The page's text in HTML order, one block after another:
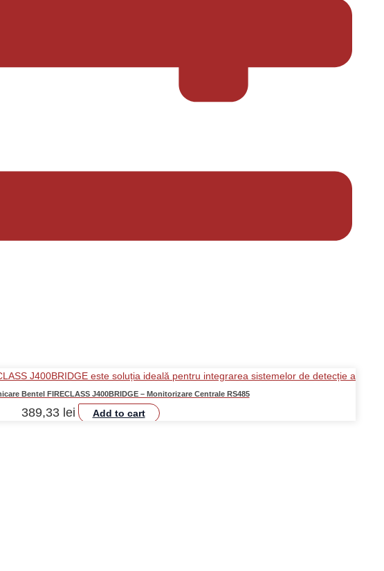
Bentel FIRECLASS J400BRIDGE – Monitorizare Centrale RS485
389,33 lei Add to cart